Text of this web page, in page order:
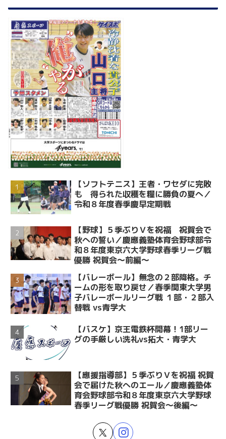
【ソフトテニス】王者・ワセダに完敗
も 得られた収穫を糧に勝負の夏へ／
令和８年度春季慶早定期戦
【野球】５季ぶりＶを祝福 祝賀会で
秋への誓い／慶應義塾体育会野球部令
和８年度東京六大学野球春季リーグ戦
優勝 祝賀会～前編～
【バレーボール】無念の２部降格。チ
ームの形を取り戻せ／春季関東大学男
子バレーボールリーグ戦 １部・２部入
替戦 vs青学大
【バスケ】京王電鉄杯開幕！1部リー
グの手厳しい洗礼vs拓大・青学大
【應援指導部】５季ぶりＶを祝福 祝賀
会で届けた秋へのエール／慶應義塾体
育会野球部令和８年度東京六大学野球
春季リーグ戦優勝 祝賀会～後編～